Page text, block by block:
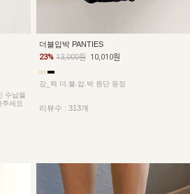
수납을
주세요
더블압박 PANTIES
23% 13,000원 10,010원
강_력 더.블.압.박 원단 등장
리뷰수 : 313개